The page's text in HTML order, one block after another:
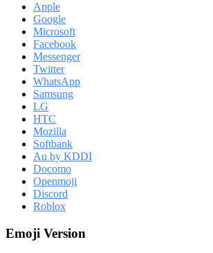
Apple
Google
Microsoft
Facebook
Messenger
Twitter
WhatsApp
Samsung
LG
HTC
Mozilla
Softbank
Au by KDDI
Docomo
Openmoji
Discord
Roblox
Emoji Version